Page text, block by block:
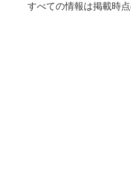
すべての情報は掲載時